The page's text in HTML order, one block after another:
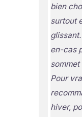
bien
surtout
en-cas
Pour
hiver,